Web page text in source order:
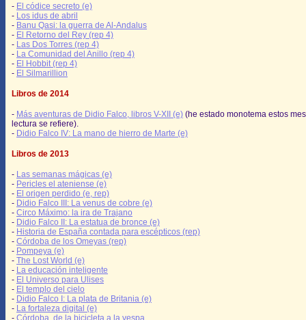
- El códice secreto (e)
- Los idus de abril
- Banu Qasi: la guerra de Al-Andalus
- El Retorno del Rey (rep 4)
- Las Dos Torres (rep 4)
- La Comunidad del Anillo (rep 4)
- El Hobbit (rep 4)
- El Silmarillion
Libros de 2014
- Más aventuras de Didio Falco, libros V-XII (e) (he estado monotema estos
lectura se refiere).
- Didio Falco IV: La mano de hierro de Marte (e)
Libros de 2013
- Las semanas mágicas (e)
- Pericles el ateniense (e)
- El origen perdido (e, rep)
- Didio Falco III: La venus de cobre (e)
- Circo Máximo: la ira de Trajano
- Didio Falco II: La estatua de bronce (e)
- Historia de España contada para escépticos (rep)
- Córdoba de los Omeyas (rep)
- Pompeya (e)
- The Lost World (e)
- La educación inteligente
- El Universo para Ulises
- El templo del cielo
- Didio Falco I: La plata de Britania (e)
- La fortaleza digital (e)
- Córdoba, de la bicicleta a la vespa